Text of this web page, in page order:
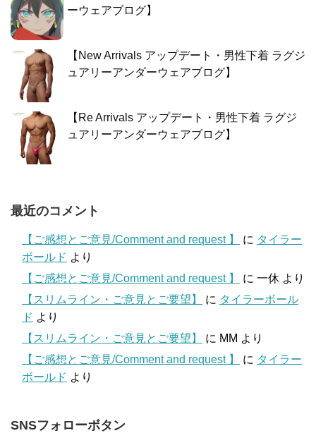
ーウェアブログ】
【New Arrivals アップデート・男性下着 ラグジ
ュアリーアンダーウェアブログ】
【Re Arrivals アップデート・男性下着 ラグジ
ュアリーアンダーウェアブログ】
最近のコメント
【ご感想とご意見/Comment and request 】 に タイラー
ボールド より
【ご感想とご意見/Comment and request 】
に 一休 より
【スリムライン・ご意見とご要望】
に タイラーボール
ド より
【スリムライン・ご意見とご要望】
に MM より
【ご感想とご意見/Comment and request 】
に タイラー
ボールド より
SNSフォローボタン